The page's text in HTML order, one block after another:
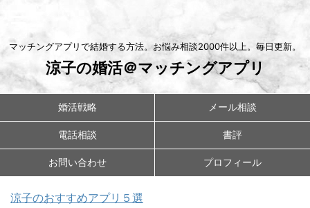
マッチングアプリで結婚する方法。お悩み相談2000件以上。毎日更新。
涼子の婚活＠マッチングアプリ
婚活戦略 メール相談
電話相談 書評
お問い合わせ プロフィール
涼子のおすすめアプリ５選